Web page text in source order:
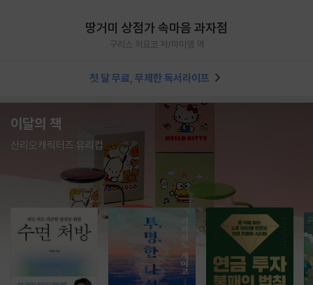
땅거미 상점가 속마음 과자점
구리스 히요코 저/마미영 역
첫 달 무료, 무제한 독서라이프
이달의 책
산리오캐릭터즈 유리컵